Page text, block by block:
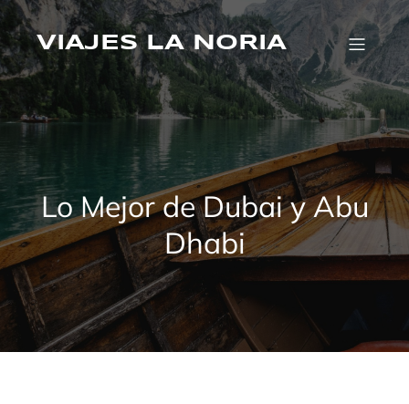
Saltar
al
contenidoVIAJES LA NORIA
Lo Mejor de Dubai y Abu
Dhabi